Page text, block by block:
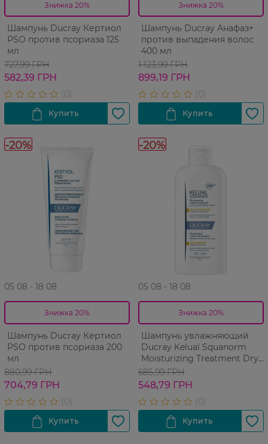
Знижка 20%
Шампунь Ducray Кертиол
PSO против псориаза 125
мл
727,99 ГРН
582,39 ГРН
Знижка 20%
Шампунь Ducray Анафаз+
против выпадения волос
400 мл
1 123,99 ГРН
899,19 ГРН
-20%
05 08 - 18 08
Знижка 20%
Шампунь Ducray Кертиол
PSO против псориаза 200
мл
880,99 ГРН
704,79 ГРН
-20%
05 08 - 18 08
Знижка 20%
Шампунь увлажняющий
Ducray Kelual Squanorm
Moisturizing Treatment Dry
Dandruff против сухой
перхоти 200 мл
685,99 ГРН
548,79 ГРН